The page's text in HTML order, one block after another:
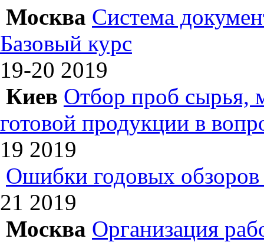
Москва Система
Базовый курс
19-20 2019
Киев Отбор проб сырья,
готовой продукции в
19 2019
Ошибки годовых обзоров
21 2019
Москва Организация